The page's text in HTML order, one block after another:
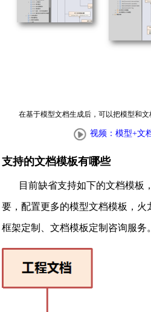
在基于模型文档生成后，可以把模型和文
视频：模型+文
支持的文档模板有哪些
目前缺省支持如下的文档模板
要，配置更多的模型文档模板，火
框架定制、文档模板定制咨询服务。